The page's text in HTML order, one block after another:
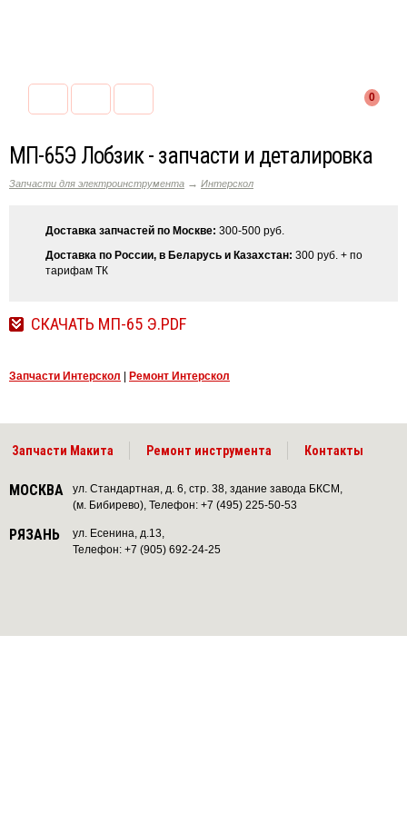
0
МП-65Э Лобзик - запчасти и деталировка
Запчасти для электроинструмента → Интерскол
Доставка запчастей по Москве: 300-500 руб.
Доставка по России, в Беларусь и Казахстан: 300 руб. + по
тарифам ТК
СКАЧАТЬ МП-65 Э.PDF
Запчасти Интерскол Ремонт Интерскол
Запчасти Макита Ремонт инструмента Контакты
МОСКВА
ул. Стандартная, д. 6, стр. 38, здание завода БКСМ,
(м. Бибирево), Телефон: +7 (495) 225-50-53
РЯЗАНЬ
ул. Есенина, д.13,
Телефон: +7 (905) 692-24-25